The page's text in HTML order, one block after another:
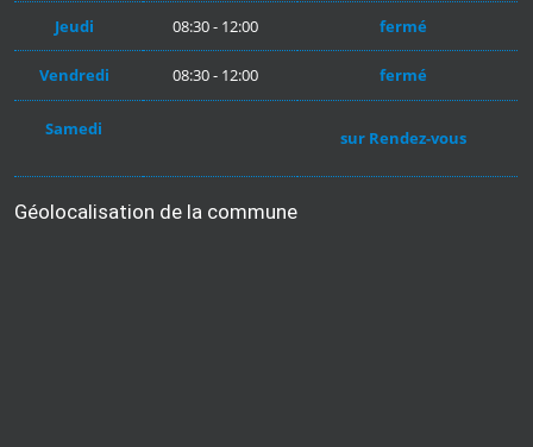
Jeudi 08:30 - 12:00 fermé
Vendredi 08:30 - 12:00 fermé
Samedi sur Rendez-vous
Géolocalisation de la commune